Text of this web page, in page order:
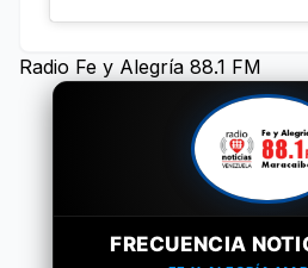
Radio Fe y Alegría 88.1 FM
FRECUENCIA